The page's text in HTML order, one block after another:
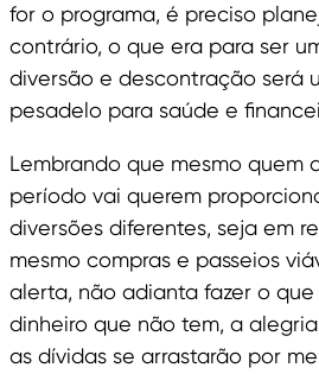
for o programa, é preciso
contrário, o que era para ser
diversão e descontração será
pesadelo para saúde e
Lembrando que mesmo quem
período vai querem
diversões diferentes, seja em
mesmo compras e passeios
alerta, não adianta fazer o
dinheiro que não tem, a
as dívidas se arrastarão por